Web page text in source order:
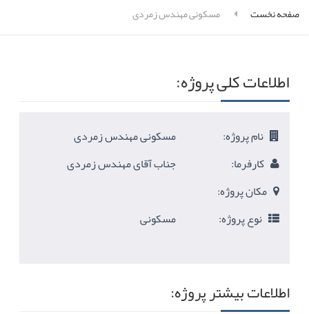
صفحه نخست مسکونی مهندس زمردی
اطلاعات کلی پروژه:
نام پروژه:
مسکونی مهندس زمردی
کارفرما:
جناب آقای مهندس زمردی
مکان پروژه:
نوع پروژه:
مسکونی
اطلاعات بیشتر پروژه: